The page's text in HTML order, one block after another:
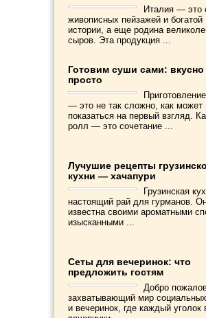
Италия — это
живописных пейзажей и богатой
истории, а еще родина
сыров. Эта продукция ...
Готовим суши сами: вкусно
просто
— это не так сложно, как может
показаться на первый взгляд.
ролл — это сочетание ...
Лучушие рецепты
кухни — хачапури
Грузинская
настоящий рай для гурманов.
известна своими ароматными
изысканными ...
Сеты для вечеринок: что
предложить гостям
Добро
захватывающий мир
и вечеринок, где каждый уголок